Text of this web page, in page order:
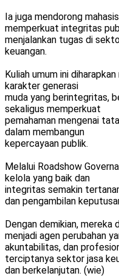
Ia juga mendorong
memperkuat integritas
menjalankan tugas di
keuangan.
Kuliah umum ini
karakter generasi
muda yang berintegritas,
sekaligus memperkuat
pemahaman mengenai
dalam membangun
kepercayaan publik.
Melalui Roadshow
kelola yang baik dan
integritas semakin
dan pengambilan
Dengan demikian, mereka
menjadi agen perubahan
akuntabilitas, dan
terciptanya sektor jasa
dan berkelanjutan. (wie)